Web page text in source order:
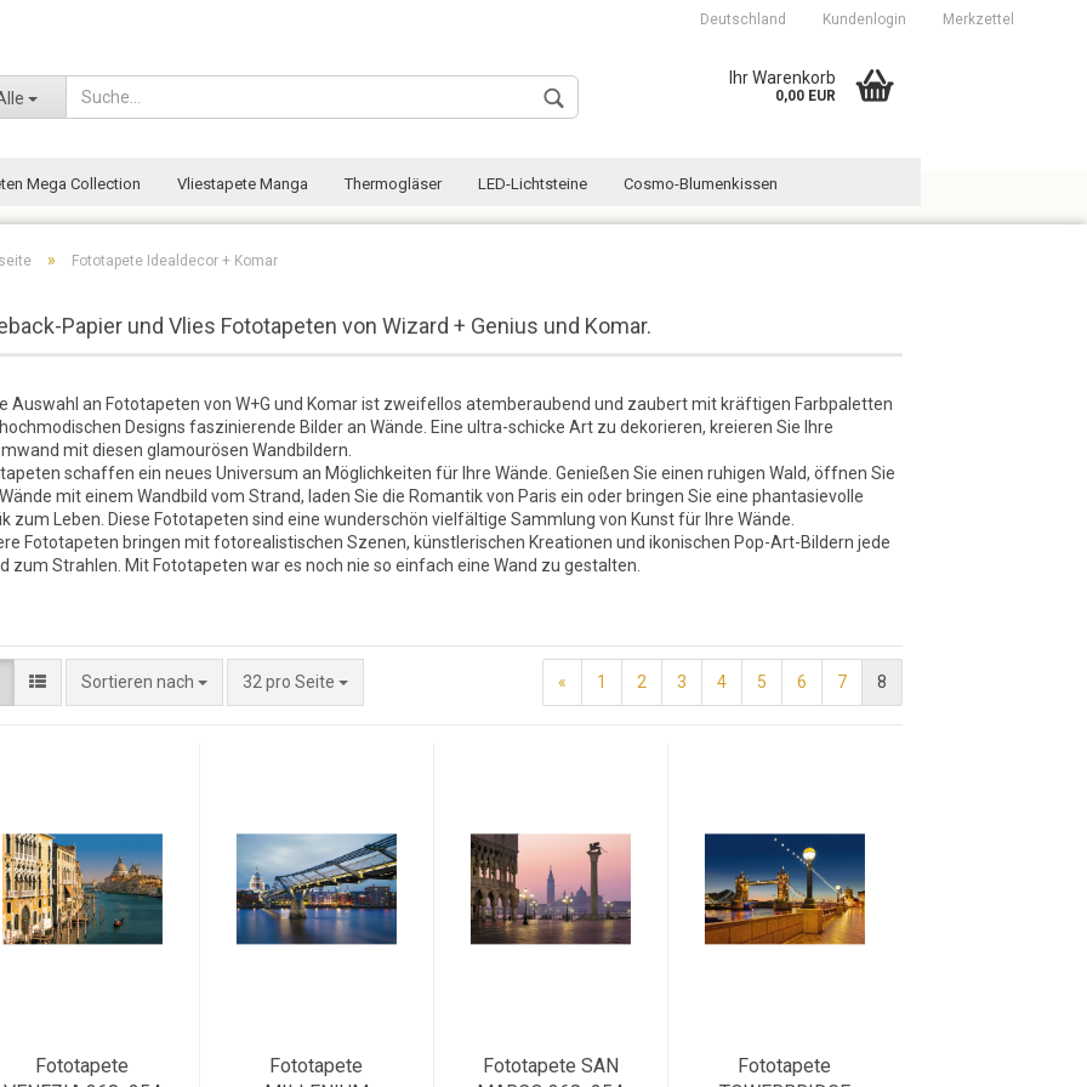
Deutschland
Wohnort
Kundenlogin
Konto erstellen
Passwort vergessen?
Merkzettel
Ihr Warenkorb
0,00 EUR
Mega Collection Vliestapete Manga Thermogläser LED-Lichtsteine Cosmo-Blumenkissen
» Fototapete Idealdecor + Komar
Papier und Vlies Fototapeten von Wizard + Genius und Komar.
Auswahl an Fototapeten von W+G und Komar ist zweifellos atemberaubend und zaubert mit kräftigen Farbpaletten
Designs faszinierende Bilder an Wände. Eine ultra-schicke Art zu dekorieren, kreieren Sie Ihre
mit diesen glamourösen Wandbildern.
schaffen ein neues Universum an Möglichkeiten für Ihre Wände. Genießen Sie einen ruhigen Wald, öffnen Sie
mit einem Wandbild vom Strand, laden Sie die Romantik von Paris ein oder bringen Sie eine phantasievolle
zum Leben. Diese Fototapeten sind eine wunderschön vielfältige Sammlung von Kunst für Ihre Wände.
Fototapeten bringen mit fotorealistischen Szenen, künstlerischen Kreationen und ikonischen Pop-Art-Bildern jede
zum Strahlen. Mit Fototapeten war es noch nie so einfach eine Wand zu gestalten.
Sortieren nach 32 pro Seite « 1 2 3 4 5 6 7 8
Fototapete
Fototapete
Fototapete SAN
Fototapete